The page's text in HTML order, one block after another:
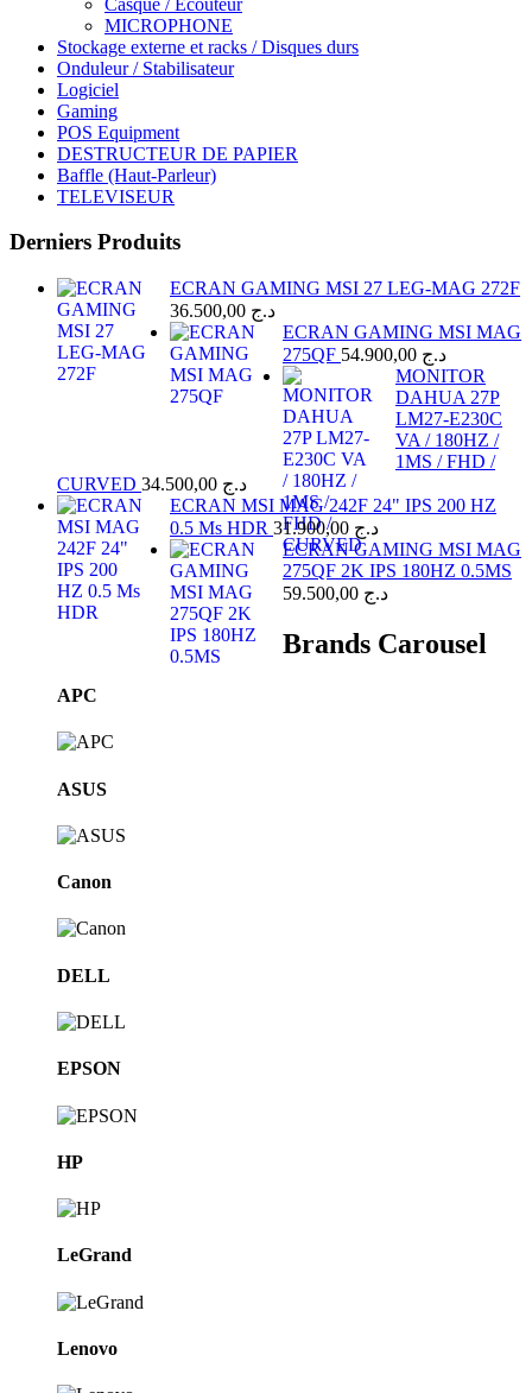
MICROPHONE
Stockage externe et racks / Disques durs
Onduleur / Stabilisateur
Logiciel
Gaming
POS Equipment
DESTRUCTEUR DE PAPIER
Baffle (Haut-Parleur)
TELEVISEUR
Derniers Produits
ECRAN GAMING MSI 27 LEG-MAG 272F
د.ج
ECRAN GAMING MSI MAG
275QF
د.ج
MONITOR
DAHUA 27P
LM27-E230C
VA / 180HZ /
1MS / FHD /
CURVED
د.ج
ECRAN MSI MAG 242F 24" IPS 200 HZ
0.5 Ms HDR
د.ج
ECRAN GAMING MSI MAG
275QF 2K IPS 180HZ 0.5MS
د.ج
Brands Carousel
APC
ASUS
Canon
DELL
EPSON
HP
LeGrand
Lenovo